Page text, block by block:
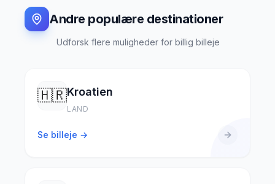
Andre populære destinationer
Udforsk flere muligheder for billig billeje
🇭🇷Kroatien
LAND
Se billeje →